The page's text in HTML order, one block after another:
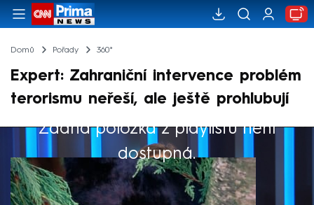
Domů Pořady 360°
Expert: Zahraniční intervence problém
terorismu neřeší, ale ještě prohlubují
Žádná položka z playlistu není
dostupná.
Výběr redakce